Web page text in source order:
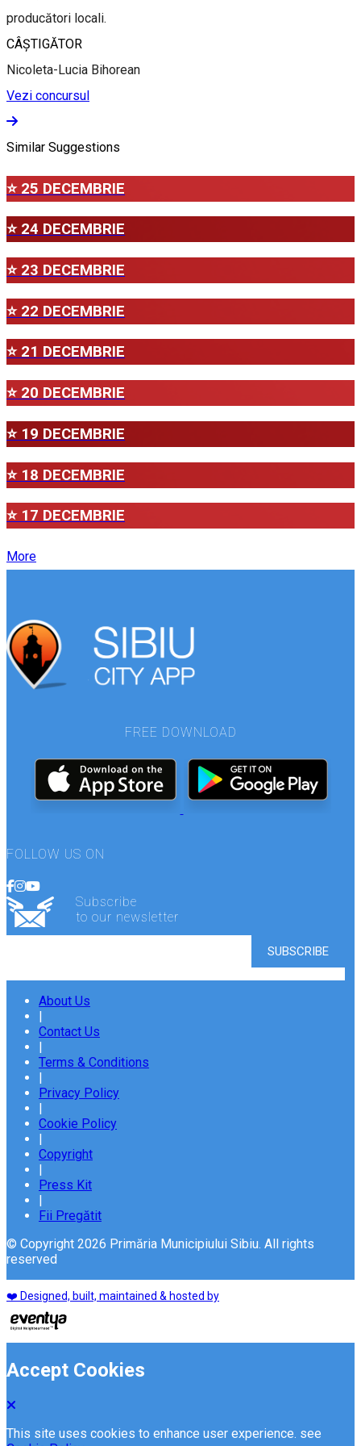
producători locali.
CÂȘTIGĂTOR
Nicoleta-Lucia Bihorean
Vezi concursul
Similar Suggestions
⭐ 25 DECEMBRIE
⭐ 24 DECEMBRIE
⭐ 23 DECEMBRIE
⭐ 22 DECEMBRIE
⭐ 21 DECEMBRIE
⭐ 20 DECEMBRIE
⭐ 19 DECEMBRIE
⭐ 18 DECEMBRIE
⭐ 17 DECEMBRIE
More
FREE DOWNLOAD
FOLLOW US ON
Subscribe
to our newsletter
About Us
|
Contact Us
|
Terms & Conditions
|
Privacy Policy
|
Cookie Policy
|
Copyright
|
Press Kit
|
Fii Pregătit
© Copyright 2026 Primăria Municipiului Sibiu. All rights
reserved
❤️ Designed, built, maintained & hosted by
Accept Cookies
This site uses cookies to enhance user experience. see